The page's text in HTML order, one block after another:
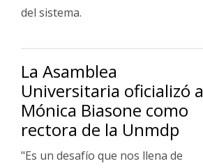
del sistema.
La Asamblea
Universitaria oficializó a
Mónica Biasone como
rectora de la Unmdp
"Es un desafío que nos llena de